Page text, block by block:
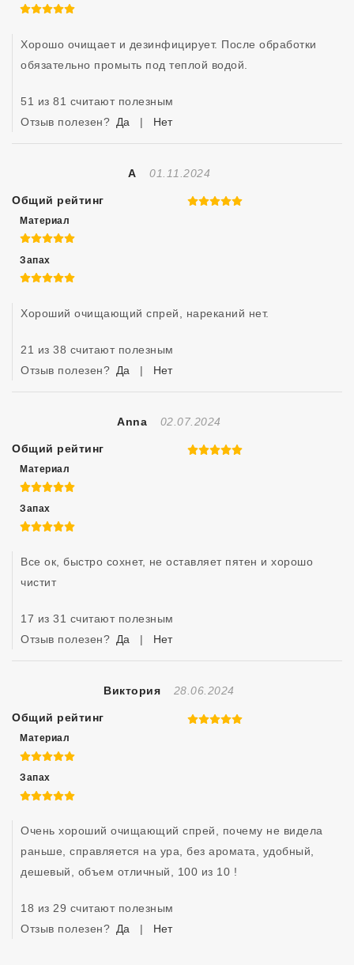
5 из 5
Хорошо очищает и дезинфицирует. После обработки
обязательно промыть под теплой водой.
51 из 81 считают полезным
Отзыв полезен? Да | Нет
А Отзыв Создан
01.11.2024
Общий рейтинг 5 из 5
Материал
5 из 5
Запах
5 из 5
Хороший очищающий спрей, нареканий нет.
21 из 38 считают полезным
Отзыв полезен? Да | Нет
Anna Отзыв Создан
02.07.2024
Общий рейтинг 5 из 5
Материал
5 из 5
Запах
5 из 5
Все ок, быстро сохнет, не оставляет пятен и хорошо
чистит
17 из 31 считают полезным
Отзыв полезен? Да | Нет
Виктория Отзыв Создан
28.06.2024
Общий рейтинг 5 из 5
Материал
5 из 5
Запах
5 из 5
Очень хороший очищающий спрей, почему не видела
раньше, справляется на ура, без аромата, удобный,
дешевый, объем отличный, 100 из 10 !
18 из 29 считают полезным
Отзыв полезен? Да | Нет